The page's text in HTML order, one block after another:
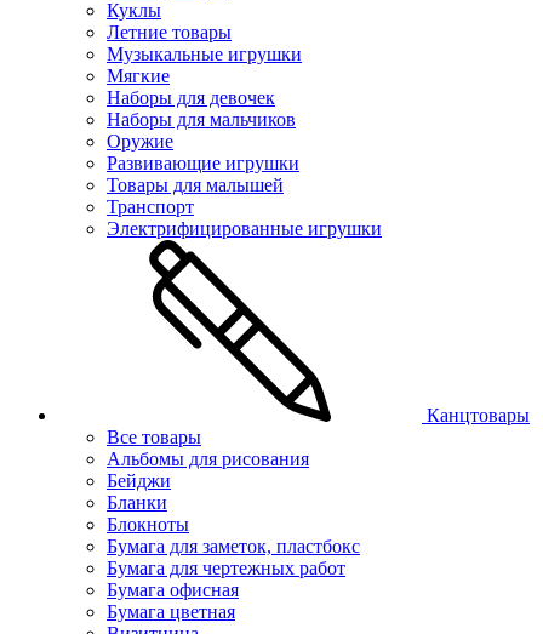
Куклы
Летние товары
Музыкальные игрушки
Мягкие
Наборы для девочек
Наборы для мальчиков
Оружие
Развивающие игрушки
Товары для малышей
Транспорт
Электрифицированные игрушки
Канцтовары
Все товары
Альбомы для рисования
Бейджи
Бланки
Блокноты
Бумага для заметок, пластбокс
Бумага для чертежных работ
Бумага офисная
Бумага цветная